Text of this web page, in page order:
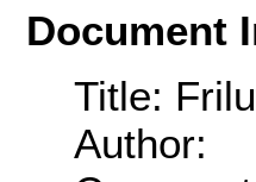
Document
Title:
Author: